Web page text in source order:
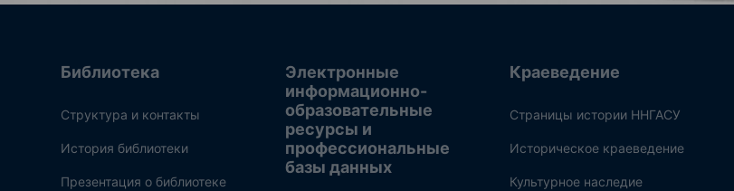
Библиотека
Структура и контакты
История библиотеки
Презентация о библиотеке
Электронные
информационно-
образовательные
ресурсы и
профессиональные
базы данных
Краеведение
Страницы истории ННГАСУ
Историческое краеведение
Культурное наследие